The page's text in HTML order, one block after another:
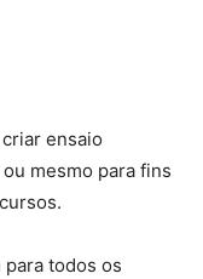
ensaio
mesmo para fins
todos os